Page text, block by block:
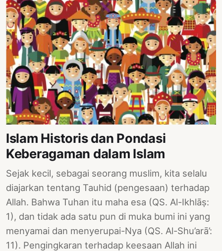
Islam Historis dan Pondasi
Keberagaman dalam Islam
Sejak kecil, sebagai seorang muslim, kita selalu
diajarkan tentang Tauhid (pengesaan) terhadap
Allah. Bahwa Tuhan itu maha esa (QS. Al-Ikhlāṣ:
1), dan tidak ada satu pun di muka bumi ini yang
menyamai dan menyerupai-Nya (QS. Al-Shu’arā’:
11). Pengingkaran terhadap keesaan Allah ini